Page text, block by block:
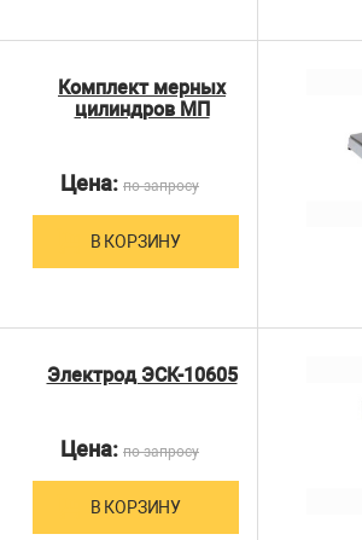
Комплект мерных
цилиндров МП
Цена: по запросу
В КОРЗИНУ
Электрод ЭСК-10605
Цена: по запросу
В КОРЗИНУ